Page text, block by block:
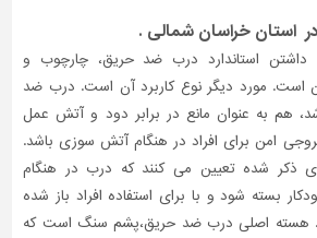
در استان خراسان شمالی .
داشتن استاندارد درب ضد حریق، چارچوب و
آن است. مورد دیگر نوع کاربرد آن است. درب ضد
هم به عنوان مانع در برابر دود و آتش عمل
امن برای افراد در هنگام آتش سوزی باشد.
ذکر شده تعیین می کنند که درب در هنگام
بسته شود و با برای استفاده افراد باز شده
هسته اصلی درب ضد حریق،پشم سنگ است که